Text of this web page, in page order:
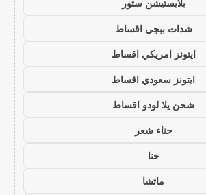
بلايستيشن ستور
شدات ببجي اقساط
ايتونز امريكي اقساط
ايتونز سعودي اقساط
شحن يلا لودو اقساط
حناء شعر
حنا
ماتشا